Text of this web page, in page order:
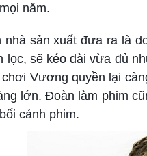
năm.
nhà sản xuất đưa ra là
lọc, sẽ kéo dài vừa đủ
chơi Vương quyền lại
lớn. Đoàn làm phim
cảnh phim.